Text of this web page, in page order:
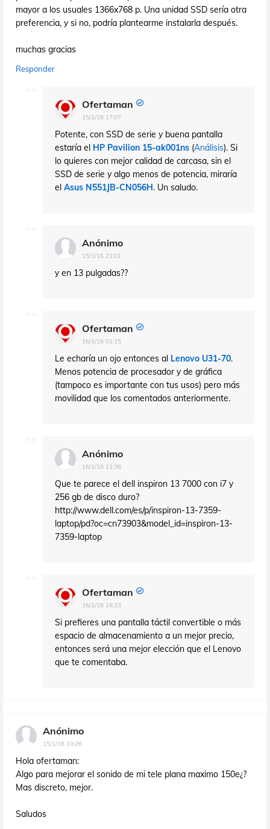
mayor a los usuales 1366x768 p. Una unidad SSD sería otra
preferencia, y si no, podría plantearme instalarla después.
muchas gracias
Responder
Ofertaman
15/1/16 17:07
Potente, con SSD de serie y buena pantalla
estaría el HP Pavilion 15-ak001ns (Análisis). Si
lo quieres con mejor calidad de carcasa, sin el
SSD de serie y algo menos de potencia, miraría
el Asus N551JB-CN056H. Un saludo.
Anónimo
15/1/16 21:01
y en 13 pulgadas??
Ofertaman
16/1/16 01:15
Le echaría un ojo entonces al Lenovo U31-70.
Menos potencia de procesador y de gráfica
(tampoco es importante con tus usos) pero más
movilidad que los comentados anteriormente.
Anónimo
16/1/16 11:36
Que te parece el dell inspiron 13 7000 con i7 y
256 gb de disco duro?
http://www.dell.com/es/p/inspiron-13-7359-
laptop/pd?oc=cn73903&model_id=inspiron-13-
7359-laptop
Ofertaman
16/1/16 18:33
Si prefieres una pantalla táctil convertible o más
espacio de almacenamiento a un mejor precio,
entonces será una mejor elección que el Lenovo
que te comentaba.
Anónimo
15/1/16 10:26
Hola ofertaman:
Algo para mejorar el sonido de mi tele plana maximo 150e¿?
Mas discreto, mejor.
Saludos